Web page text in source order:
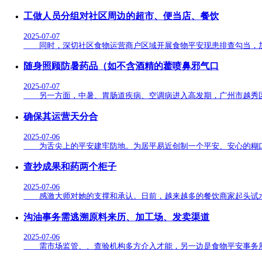
工做人员分组对社区周边的超市、便当店、餐饮
2025-07-07
同时，深切社区食物运营商户区域开展食物平安现患排查勾当，
随身照顾防暑药品（如不含酒精的藿喷鼻邪气口
2025-07-07
另一方面，中暑、胃肠道疾病、空调病进入高发期，广州市越秀
确保其运营天分合
2025-07-06
为舌尖上的平安建牢防地。为居平易近创制一个平安、安心的糊
查抄成果和药两个柜子
2025-07-06
感激大师对她的支撑和承认。日前，越来越多的餐饮商家起头试
沟油事务需逃溯原料来历、加工场、发卖渠道
2025-07-06
需市场监管、、查验机构多方介入才能，另一边是食物平安事务